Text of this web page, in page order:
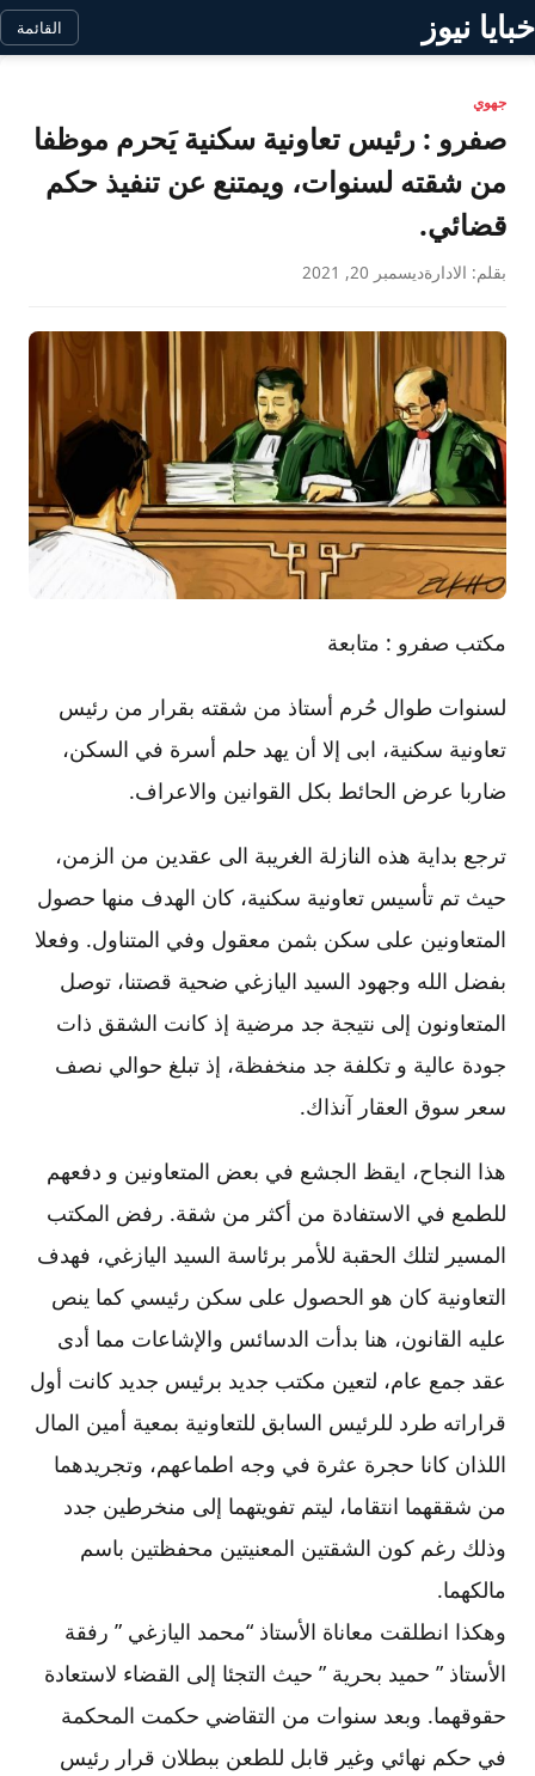
خبايا نيوز القائمة
جهوي
صفرو : رئيس تعاونية سكنية يَحرم موظفا
من شقته لسنوات، ويمتنع عن تنفيذ حكم
قضائي.
بقلم: الادارةديسمبر 20, 2021
مكتب صفرو : متابعة
لسنوات طوال حُرم أستاذ من شقته بقرار من رئيس
تعاونية سكنية، ابى إلا أن يهد حلم أسرة في السكن،
ضاربا عرض الحائط بكل القوانين والاعراف.
ترجع بداية هذه النازلة الغريبة الى عقدين من الزمن،
حيث تم تأسيس تعاونية سكنية، كان الهدف منها حصول
المتعاونين على سكن بثمن معقول وفي المتناول. وفعلا
بفضل الله وجهود السيد اليازغي ضحية قصتنا، توصل
المتعاونون إلى نتيجة جد مرضية إذ كانت الشقق ذات
جودة عالية و تكلفة جد منخفظة، إذ تبلغ حوالي نصف
سعر سوق العقار آنذاك.
هذا النجاح، ايقظ الجشع في بعض المتعاونين و دفعهم
للطمع في الاستفادة من أكثر من شقة. رفض المكتب
المسير لتلك الحقبة للأمر برئاسة السيد اليازغي، فهدف
التعاونية كان هو الحصول على سكن رئيسي كما ينص
عليه القانون، هنا بدأت الدسائس والإشاعات مما أدى
عقد جمع عام، لتعين مكتب جديد برئيس جديد كانت أول
قراراته طرد للرئيس السابق للتعاونية بمعية أمين المال
اللذان كانا حجرة عثرة في وجه اطماعهم، وتجريدهما
من شققهما انتقاما، ليتم تفويتهما إلى منخرطين جدد
وذلك رغم كون الشقتين المعنيتين محفظتين باسم
مالكهما.
وهكذا انطلقت معاناة الأستاذ “محمد اليازغي ” رفقة
الأستاذ ” حميد بحرية ” حيث التجئا إلى القضاء لاستعادة
حقوقهما. وبعد سنوات من التقاضي حكمت المحكمة
في حكم نهائي وغير قابل للطعن ببطلان قرار رئيس